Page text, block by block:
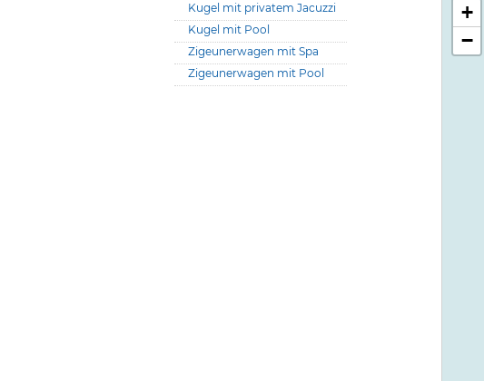
Kugel mit privatem Jacuzzi
Kugel mit Pool
Zigeunerwagen mit Spa
Zigeunerwagen mit Pool
+
−